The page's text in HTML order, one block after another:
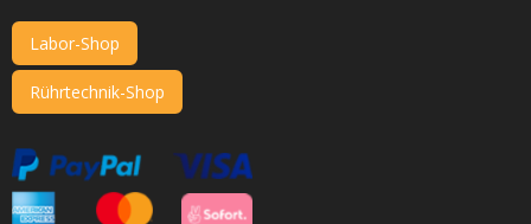
Labor-Shop
Rührtechnik-Shop